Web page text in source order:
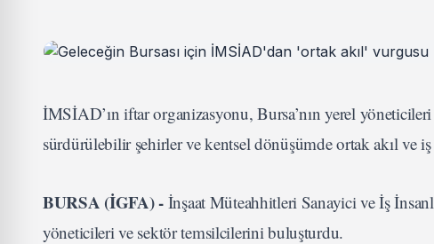
İMSİAD’ın iftar organizasyonu, Bursa’nın yerel
sürdürülebilir şehirler ve kentsel dönüşümde ortak akıl ve
BURSA (İGFA) - İnşaat Müteahhitleri Sanayici ve İş
yöneticileri ve sektör temsilcilerini buluşturdu.